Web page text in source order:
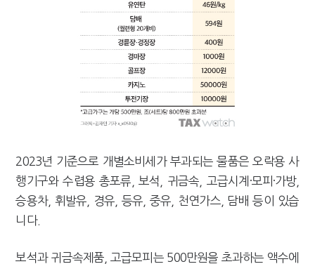
2023년 기준으로 개별소비세가 부과되는 물품은 오락용 사
행기구와 수렵용 총포류, 보석, 귀금속, 고급시계·모피·가방,
승용차, 휘발유, 경유, 등유, 중유, 천연가스, 담배 등이 있습
니다.
보석과 귀금속제품, 고급모피는 500만원을 초과하는 액수에